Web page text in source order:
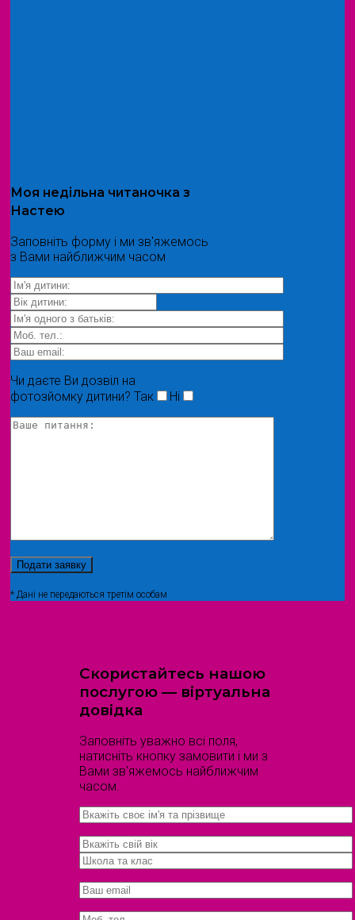
Моя недільна читаночка з
Настею
Заповніть форму і ми зв'яжемось
з Вами найближчим часом
Чи даєте Ви дозвіл на
фотозйомку дитини? Так Ні
* Дані не передаються третім особам
Скористайтесь нашою
послугою — віртуальна
довідка
Заповніть уважно всі поля,
натисніть кнопку замовити і ми з
Вами зв'яжемось найближчим
часом.